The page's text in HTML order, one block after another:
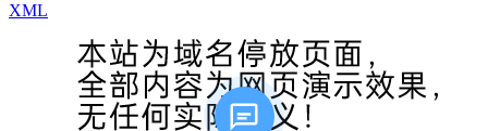
XML